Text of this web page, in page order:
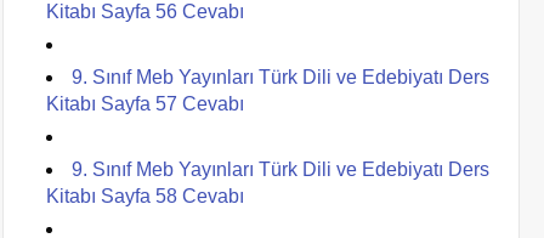
Kitabı Sayfa 56 Cevabı
9. Sınıf Meb Yayınları Türk Dili ve Edebiyatı Ders
Kitabı Sayfa 57 Cevabı
9. Sınıf Meb Yayınları Türk Dili ve Edebiyatı Ders
Kitabı Sayfa 58 Cevabı